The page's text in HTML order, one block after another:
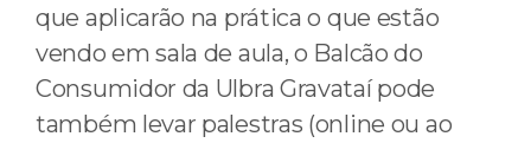
que aplicarão na prática o que estão
vendo em sala de aula, o Balcão do
Consumidor da Ulbra Gravataí pode
também levar palestras (online ou ao